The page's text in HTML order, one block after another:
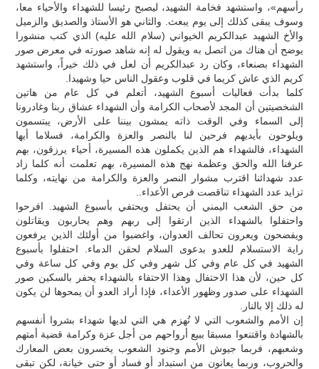
رأسهم»، واستشهد فخامة الشهيد، ليصبح رئيسا للشهداء والأحياء معا،
وسوف يبقى كذلك إلى يوم يبعث. والثاني هو الأستاذ والصديق والزميل
والأخ الشهيد عبدالكريم الخيواني (سلام الله عليه) الذي كتب منشورا
يوضح أن هناك من اتصل به ويقول له إنه شاهد صورته في معرض صور
الشهداء بصنعاء، وكان رد عبدالكريم أن لعل في ذلك خيراً، واستشهد
كريم الذي عاش كريما في قلوب وعقول الناس حيا وشهيدا.
كلما بدأت فعاليات أسبوع الشهيد، أتعلم في كل عام من هاتين
الشخصيتين أن المجد لأصحاب الكرامة وأن الشهداء عشاق ربنا وغادرونا
إلى السماء وفي الوقت ذاته يمشون بيننا على الأرض، يبتسمون
ويلوحون بأيديهم فرحين لنا بالنصر والعزة والكرامة، فسلاما أيها
الشهداء، فالشهداء هم الذين يكملون هذه المسيرة، أحياء يرزقون، بهم
عرفنا الله والحق وعظمة نهج هذه المسيرة، بهم تعلمت أنه كلما زاد
عدد شهدائنا اقترب مشوار النصر والعزة والكرامة من نهايته، وكلما
تزايد عدد الشهداء تناقصت فرص الأعداء..
من حق الشعب اليمني أن يحتفل ويحتفي بأسبوع الشهيد. افرحوا
واحتفلوا بالشهداء الذين ارتقوا إلى ربهم وهم يحاربون ويقاتلون
ويفضحون ويعرون تحالف العدوان، واغضبوا من أولئك الذين يرفعون
راية الاستسلام للعدو بدعوى السلام لحقن الدماء. احتفلوا بأسبوع
الشهيد في كل عام وفي كل شهر وفي كل يوم وفي كل ساعة وفي
كل حين، لأن هذا الاحتفال وهذا الاحتفاء بالشهداء يحفر بالسكين صور
الشهداء على صدور وظهور الأعداء، فإذا أراد العدو أن يمحوها لن يكون
له ذلك إلا بالنار.
إن الأمم والشعوب التي لا تُهزم هي التي لديها شهداء بشروا أنفسهم
بالشهادة واقتنعوا مسبقا ببيع أرواحهم من أجل عزة وكرامة قضية أمتهم
وشعبهم، فربما جيوش الأمم وجنود الشعوب يخسرون بعض المعارك
والحروب، وربما يعانون من استبداد أو فساد أو حتى خيانة، لكن تبقى